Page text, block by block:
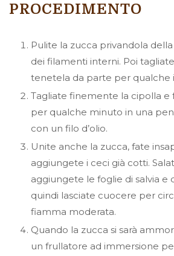
PROCEDIMENTO
Pulite la zucca privandola
dei filamenti interni. Poi
tenetela da parte per qualche
Tagliate finemente la cipolla e
per qualche minuto in una
con un filo d’olio.
Unite anche la zucca, fate
aggiungete i ceci già cotti.
aggiungete le foglie di salvia e
quindi lasciate cuocere per
fiamma moderata.
Quando la zucca si sarà
un frullatore ad immersione